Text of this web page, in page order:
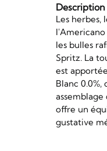
Description
Les herbes,
les bulles
Spritz. La
est
Blanc
offre un
gustative